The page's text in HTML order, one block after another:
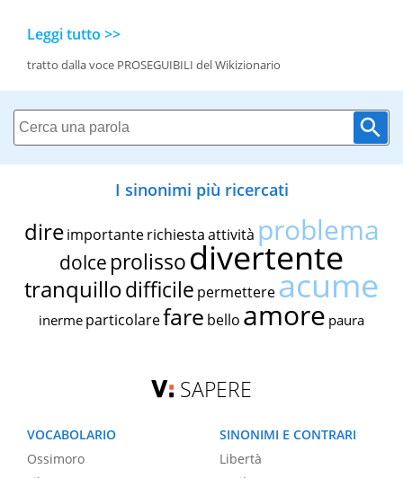
Leggi tutto >>
tratto dalla voce PROSEGUIBILI del Wikizionario
I sinonimi più ricercati
dire importante richiestaattività problema
dolce prolissodivertente
tranquillodifficile permettereacume
inerme particolarefare bello amore paura
SAPERE
VOCABOLARIO
Ossimoro
SINONIMI E CONTRARI
Libertà